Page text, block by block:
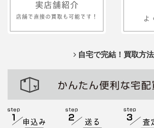
自宅で完結！買取方法